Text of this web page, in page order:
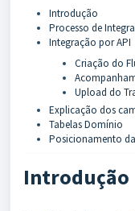
Introdução
Processo de
Integração por API
Criação do
Upload do
Explicação dos
Tabelas Domínio
Posicionamento
Introdução